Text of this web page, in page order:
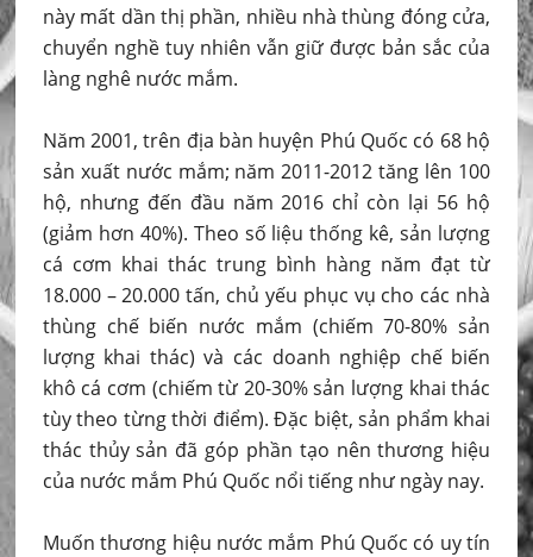
này mất dần thị phần, nhiều nhà thùng đóng cửa,
chuyển nghề tuy nhiên vẫn giữ được bản sắc của
làng nghê nước mắm.
Năm 2001, trên địa bàn huyện Phú Quốc có 68 hộ
sản xuất nước mắm; năm 2011-2012 tăng lên 100
hộ, nhưng đến đầu năm 2016 chỉ còn lại 56 hộ
(giảm hơn 40%). Theo số liệu thống kê, sản lượng
cá cơm khai thác trung bình hàng năm đạt từ
18.000 – 20.000 tấn, chủ yếu phục vụ cho các nhà
thùng chế biến nước mắm (chiếm 70-80% sản
lượng khai thác) và các doanh nghiệp chế biến
khô cá cơm (chiếm từ 20-30% sản lượng khai thác
tùy theo từng thời điểm). Đặc biệt, sản phẩm khai
thác thủy sản đã góp phần tạo nên thương hiệu
của nước mắm Phú Quốc nổi tiếng như ngày nay.
Muốn thương hiệu nước mắm Phú Quốc có uy tín